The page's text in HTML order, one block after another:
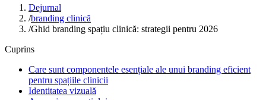
Dejurnal
/branding clinică
/Ghid branding spațiu clinică: strategii pentru 2026
Cuprins
Care sunt componentele esențiale ale unui branding eficient
pentru spațiile clinicii
Identitatea vizuală